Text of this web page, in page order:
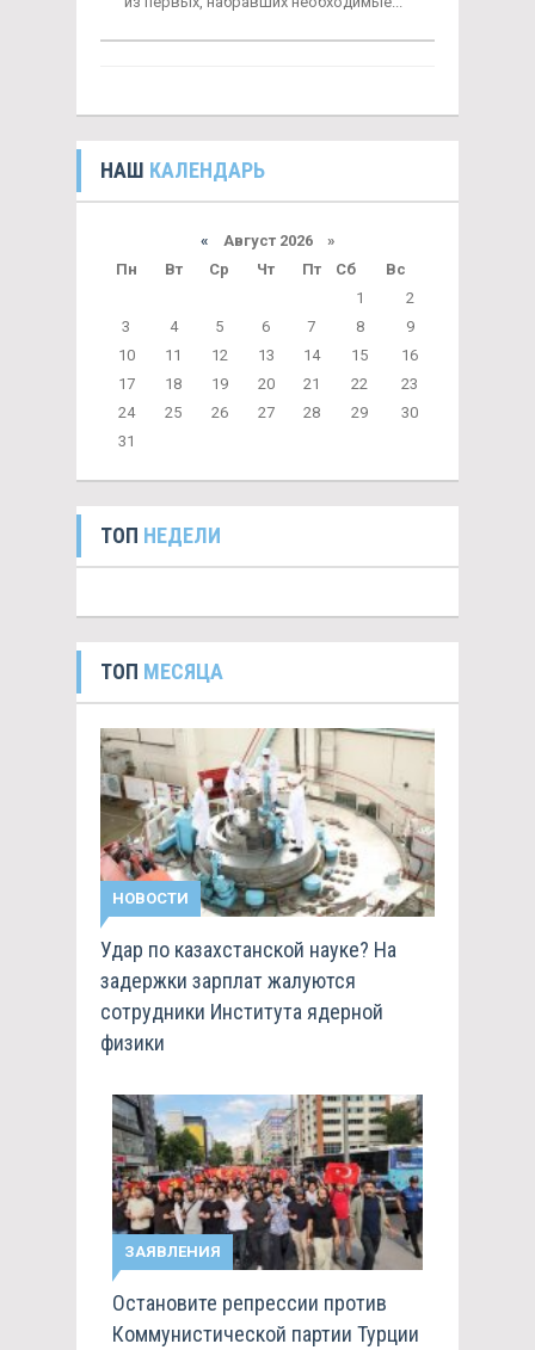
НАШ КАЛЕНДАРЬ
« Август 2026 »
Пн
Вт Ср Чт Пт Сб
Вс
1
2
3
4 5 6 7 8
9
10
11 12 13 14 15
16
17
18 19 20 21 22
23
24
25 26 27 28 29
30
31
ТОП НЕДЕЛИ
ТОП МЕСЯЦА
НОВОСТИ
Удар по казахстанской науке? На
задержки зарплат жалуются
сотрудники Института ядерной
физики
ЗАЯВЛЕНИЯ
Остановите репрессии против
Коммунистической партии Турции